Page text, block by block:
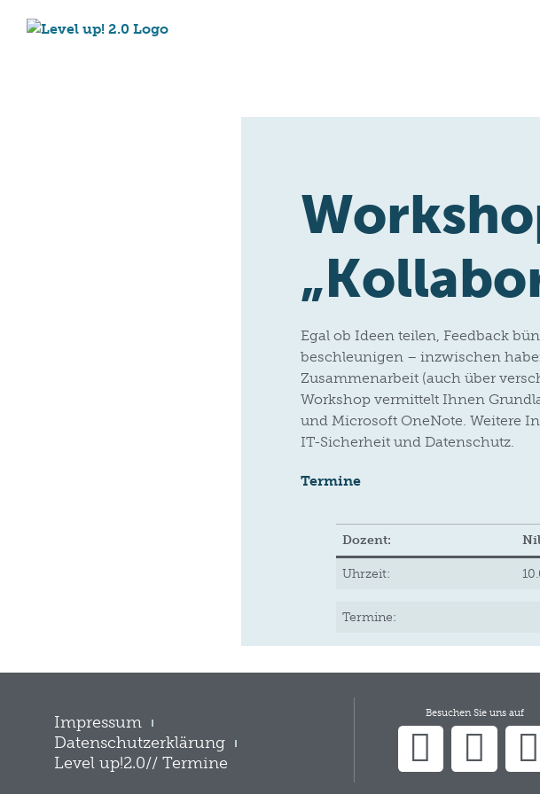
Egal ob Ideen teilen, Feedback
beschleunigen – inzwischen
Zusammenarbeit (auch über
Workshop vermittelt Ihnen
und Microsoft OneNote. Weitere
IT-Sicherheit und Datenschutz.
Termine
Dozent:
Uhrzeit:
Termine:
Impressum
Datenschutzerklärung
Level up!2.0// Termine
Besuchen Sie uns auf